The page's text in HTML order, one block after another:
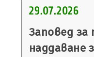
29.07.2026
Заповед за
наддаване